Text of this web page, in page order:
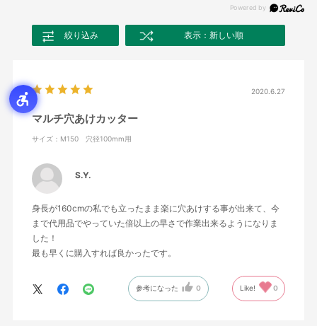
絞り込み 表示：新しい順
2020.6.27
マルチ穴あけカッター
サイズ：M150 穴径100mm用
S.Y.
身長が160cmの私でも立ったまま楽に穴あけする事が出来て、今
まで代用品でやっていた倍以上の早さで作業出来るようになりま
した！
最も早くに購入すれば良かったです。
参考になった 0 Like! 0